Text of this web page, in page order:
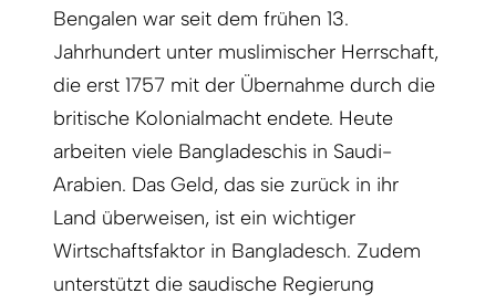
Bengalen war seit dem frühen ­13.
Jahrhundert unter muslimischer Herrschaft,
die erst 1757 mit der Übernahme durch die
britische Kolonialmacht endete. Heute
arbeiten viele Bangladeschis in Saudi-
Arabien. Das Geld, das sie zurück in ihr
Land überweisen, ist ein wichtiger
Wirtschafts­faktor in Bangladesch. Zudem
unterstützt die saudische Regierung